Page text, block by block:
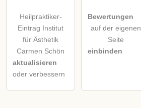
Heilpraktiker-
Eintrag Institut
für Ästhetik
Carmen Schön
aktualisieren
oder verbessern
Bewertungen
auf der eigenen
Seite
einbinden